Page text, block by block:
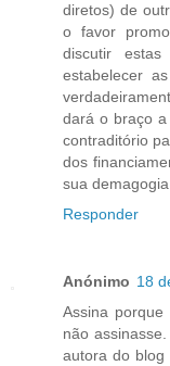
diretos) de
o favor
discutir
estabelecer
dará o braço
contraditório
dos
sua
Responder
Anónimo 18
Assina
não
autora do